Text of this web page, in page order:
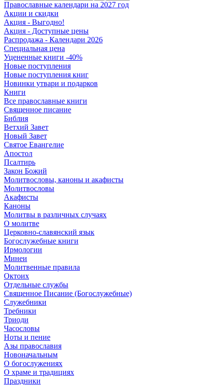
Православные календари на 2027 год
Акции и скидки
Акция - Выгодно!
Акция - Доступные цены
Распродажа - Календари 2026
Специальная цена
Уцененные книги -40%
Новые поступления
Новые поступления книг
Новинки утвари и подарков
Книги
Все православные книги
Священное писание
Библия
Ветхий Завет
Новый Завет
Святое Евангелие
Апостол
Псалтирь
Закон Божий
Молитвословы, каноны и акафисты
Молитвословы
Акафисты
Каноны
Молитвы в различных случаях
О молитве
Церковно-славянский язык
Богослужебные книги
Ирмологии
Минеи
Молитвенные правила
Октоих
Отдельные службы
Священное Писание (Богослужебные)
Служебники
Требники
Триоди
Часословы
Ноты и пение
Азы православия
Новоначальным
О богослужениях
О храме и традициях
Праздники